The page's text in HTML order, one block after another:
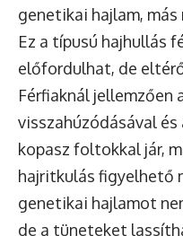
genetikai hajlam,
Ez a típusú hajhullás
előfordulhat, de
Férfiaknál jellemzően
visszahúzódásával
kopasz foltokkal jár,
hajritkulás figyelhető
genetikai hajlamot
de a tüneteket